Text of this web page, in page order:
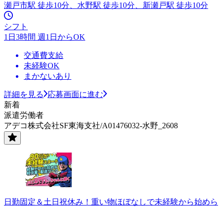
瀬戸市駅 徒歩10分、水野駅 徒歩10分、新瀬戸駅 徒歩10分
シフト
1日3時間 週1日からOK
交通費支給
未経験OK
まかないあり
詳細を見る
応募画面に進む
新着
派遣労働者
アデコ株式会社SF東海支社/A01476032-水野_2608
日勤固定＆土日祝休み！重い物ほぼなしで未経験から始めら